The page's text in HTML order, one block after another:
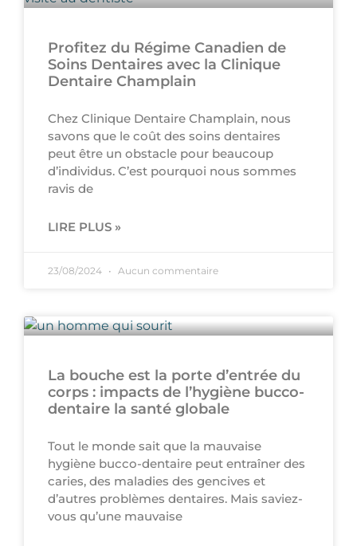
Profitez du Régime Canadien de
Soins Dentaires avec la Clinique
Dentaire Champlain
Chez Clinique Dentaire Champlain, nous
savons que le coût des soins dentaires
peut être un obstacle pour beaucoup
d’individus. C’est pourquoi nous sommes
ravis de
LIRE PLUS »
23/08/2024 Aucun commentaire
La bouche est la porte d’entrée du
corps : impacts de l’hygiène bucco-
dentaire la santé globale
Tout le monde sait que la mauvaise
hygiène bucco-dentaire peut entraîner des
caries, des maladies des gencives et
d’autres problèmes dentaires. Mais saviez-
vous qu’une mauvaise